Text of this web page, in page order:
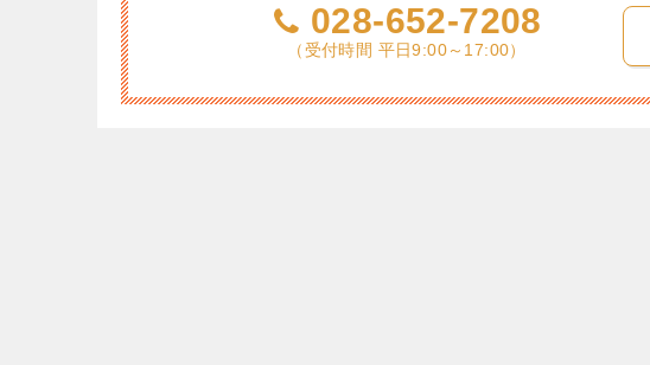
028-652-7208
（受付時間 平日9:00～17:00）